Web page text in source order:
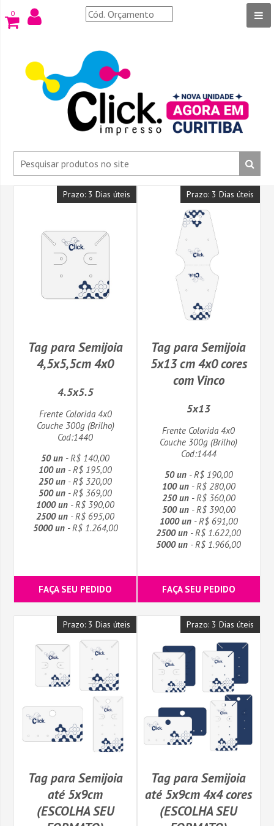
0
Prazo: 3 Dias úteis
Tag para Semijoia
4,5x5,5cm 4x0
4.5x5.5
Frente Colorida 4x0
Couche 300g (Brilho)
Cod:1440
50 un - R$ 140,00
100 un - R$ 195,00
250 un - R$ 320,00
500 un - R$ 369,00
1000 un - R$ 390,00
2500 un - R$ 695,00
5000 un- R$ 1.264,00
FAÇA SEU PEDIDO
Prazo: 3 Dias úteis
Tag para Semijoia
5x13 cm 4x0 cores
com Vinco
5x13
Frente Colorida 4x0
Couche 300g (Brilho)
Cod:1444
50 un- R$ 190,00
100 un- R$ 280,00
250 un- R$ 360,00
500 un- R$ 390,00
1000 un- R$ 691,00
2500 un - R$ 1.622,00
5000 un - R$ 1.966,00
FAÇA SEU PEDIDO
Prazo: 3 Dias úteis
Tag para Semijoia
até 5x9cm
(ESCOLHA SEU
Prazo: 3 Dias úteis
Tag para Semijoia
até 5x9cm 4x4 cores
(ESCOLHA SEU